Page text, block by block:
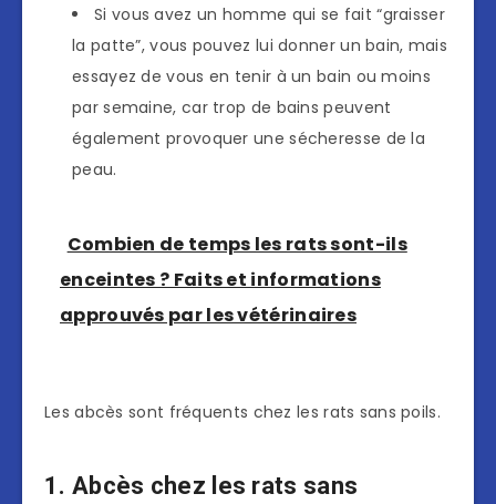
Si vous avez un homme qui se fait “graisser
la patte”, vous pouvez lui donner un bain, mais
essayez de vous en tenir à un bain ou moins
par semaine, car trop de bains peuvent
également provoquer une sécheresse de la
peau.
Combien de temps les rats sont-ils
enceintes ? Faits et informations
approuvés par les vétérinaires
Les abcès sont fréquents chez les rats sans poils.
1. Abcès chez les rats sans